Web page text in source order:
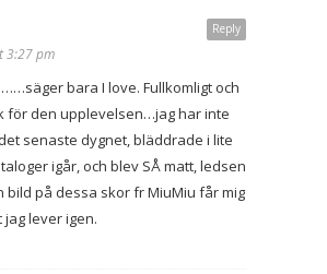
Reply
3:27 pm
bara I love. Fullkomligt och
för den upplevelsen…jag har inte
senaste dygnet, bläddrade i lite
igår, och blev SÅ matt, ledsen
bild på dessa skor fr MiuMiu får mig
lever igen.